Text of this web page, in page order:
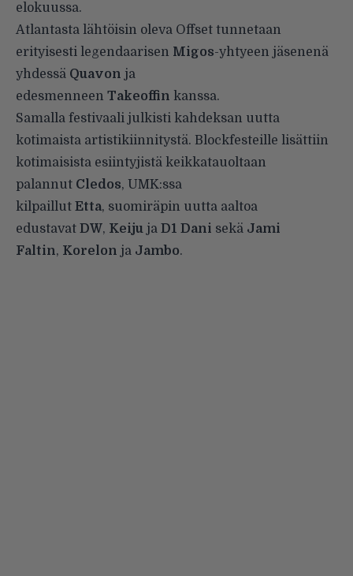
elokuussa.
Atlantasta lähtöisin oleva Offset tunnetaan
erityisesti legendaarisen Migos-yhtyeen jäsenenä
yhdessä Quavon ja
edesmenneen Takeoffin kanssa.
Samalla festivaali julkisti kahdeksan uutta
kotimaista artistikiinnitystä. Blockfesteille lisättiin
kotimaisista esiintyjistä keikkatauoltaan
palannut Cledos, UMK:ssa
kilpaillut Etta, suomiräpin uutta aaltoa
edustavat DW, Keiju ja D1 Dani sekä Jami
Faltin, Korelon ja Jambo.